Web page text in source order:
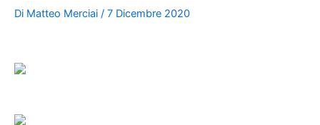
Di Matteo Merciai / 7 Dicembre 2020